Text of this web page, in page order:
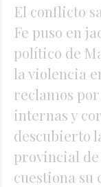
El conflicto
Fe puso en
político de
la violencia
reclamos
internas y
descubierto
provincial
cuestiona su